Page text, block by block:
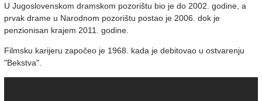
U Jugoslovenskom dramskom pozorištu bio je do 2002. godine, a
prvak drame u Narodnom pozorištu postao je 2006. dok je
penzionisan krajem 2011. godine.
Filmsku karijeru započeo je 1968. kada je debitovao u ostvarenju
"Bekstva".